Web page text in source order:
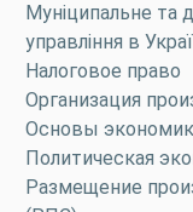
Муніципальне та
управління в
Налоговое право
Организация
Основы
Политическая
Размещение